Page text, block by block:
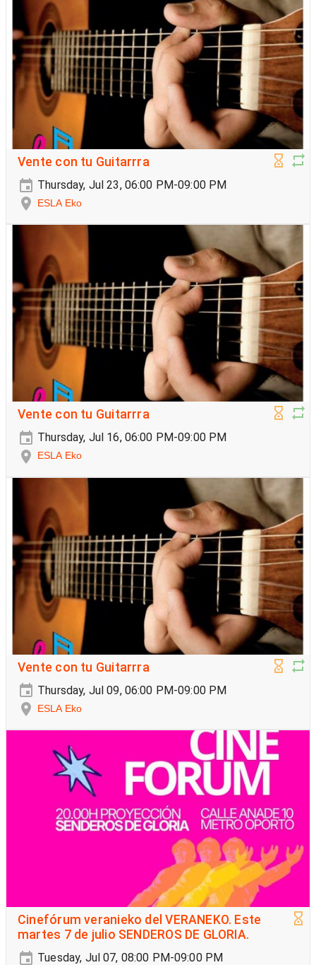
Vente con tu Guitarrra
Thursday, Jul 23, 06:00 PM-09:00 PM
ESLA Eko
Vente con tu Guitarrra
Thursday, Jul 16, 06:00 PM-09:00 PM
ESLA Eko
Vente con tu Guitarrra
Thursday, Jul 09, 06:00 PM-09:00 PM
ESLA Eko
Cinefórum veranieko del VERANEKO. Este
martes 7 de julio SENDEROS DE GLORIA.
Tuesday, Jul 07, 08:00 PM-09:00 PM